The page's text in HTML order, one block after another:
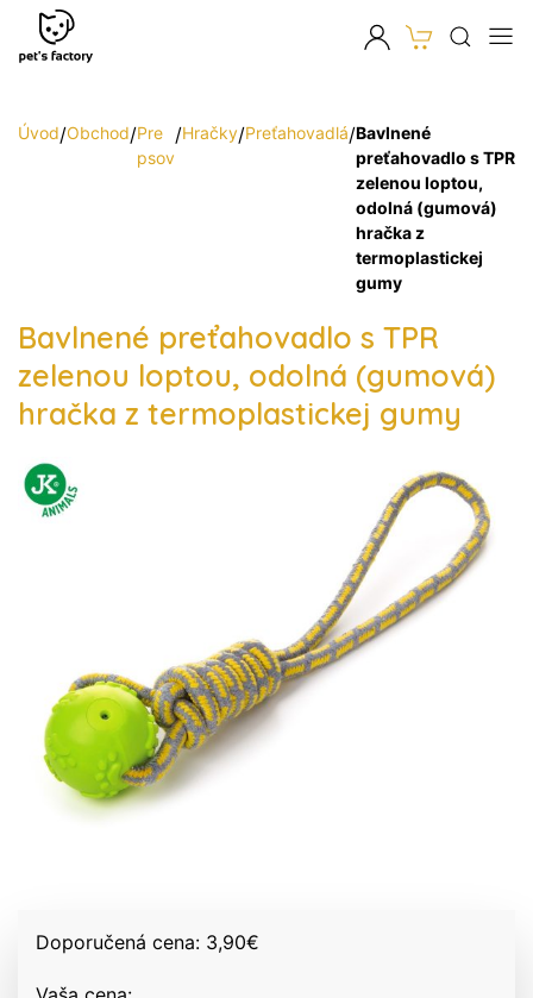
Úvod/Obchod/Pre
psov
/Hračky/Preťahovadlá/Bavlnené
preťahovadlo s TPR
zelenou loptou,
odolná (gumová)
hračka z
termoplastickej
gumy
Bavlnené preťahovadlo s TPR
zelenou loptou, odolná (gumová)
hračka z termoplastickej gumy
Doporučená cena: 3,90€